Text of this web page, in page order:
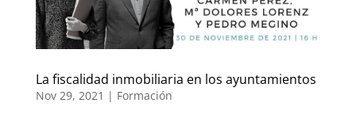
La fiscalidad inmobiliaria en los ayuntamientos
Nov 29, 2021 | Formación